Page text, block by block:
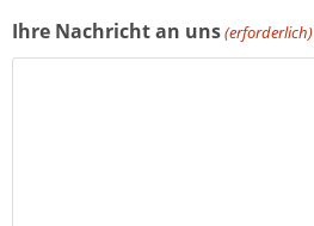
Ihre Nachricht an uns(erforderlich)